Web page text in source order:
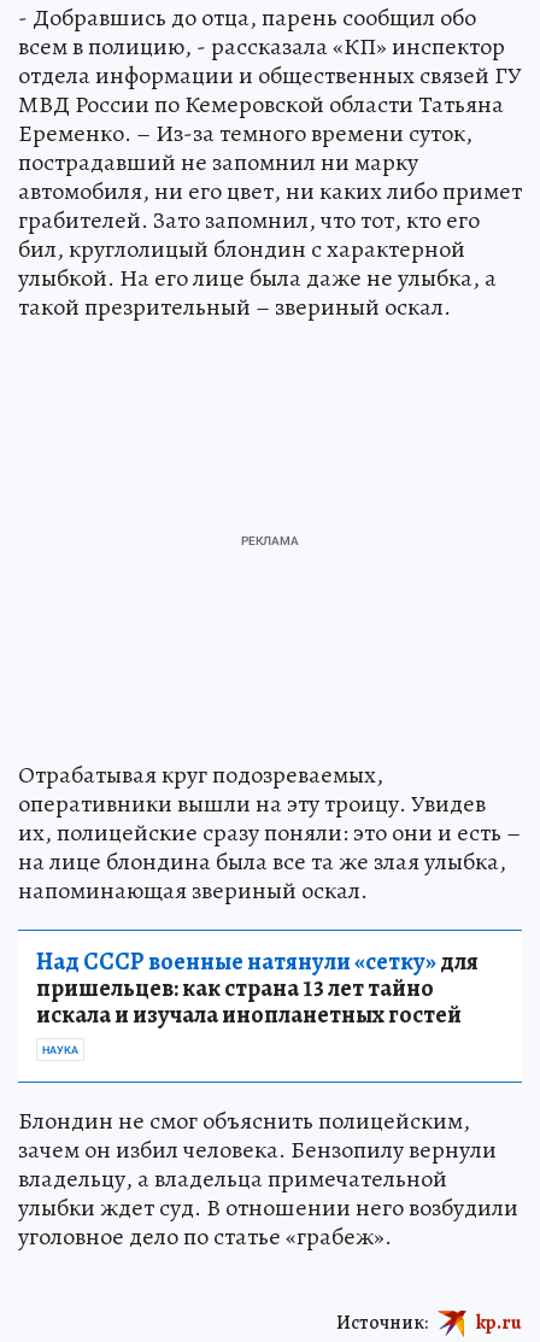
- Добравшись до отца, парень сообщил обо
всем в полицию, - рассказала «КП» инспектор
отдела информации и общественных связей ГУ
МВД России по Кемеровской области Татьяна
Еременко. – Из-за темного времени суток,
пострадавший не запомнил ни марку
автомобиля, ни его цвет, ни каких либо примет
грабителей. Зато запомнил, что тот, кто его
бил, круглолицый блондин с характерной
улыбкой. На его лице была даже не улыбка, а
такой презрительный – звериный оскал.
Отрабатывая круг подозреваемых,
оперативники вышли на эту троицу. Увидев
их, полицейские сразу поняли: это они и есть –
на лице блондина была все та же злая улыбка,
напоминающая звериный оскал.
Над СССР военные натянули «сетку»для
пришельцев: как страна 13 лет тайно
искала и изучала инопланетных гостей
НАУКА
Блондин не смог объяснить полицейским,
зачем он избил человека. Бензопилу вернули
владельцу, а владельца примечательной
улыбки ждет суд. В отношении него возбудили
уголовное дело по статье «грабеж».
Источник: kp.ru